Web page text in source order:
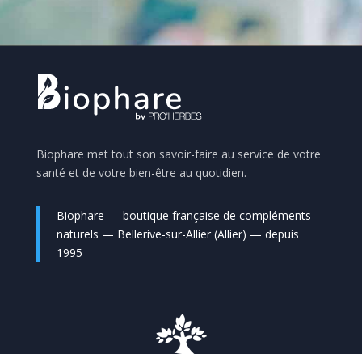
Biophare met tout son savoir-faire au service de votre
santé et de votre bien-être au quotidien.
Biophare — boutique française de compléments
naturels — Bellerive-sur-Allier (Allier) — depuis
1995